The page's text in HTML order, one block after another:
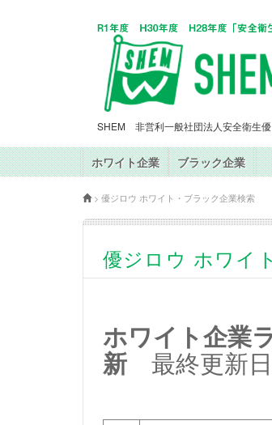
SHEM 非営利一般社団法人安全衛生優
ホワイト企業 ブラック企業
> 優ジロウ ホワイト・ブラック企業検索
優ジロウ ホワイ
ホワイト企業
新 最終更新